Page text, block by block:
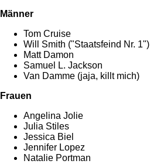
Männer
Tom Cruise
Will Smith ("Staatsfeind Nr. 1")
Matt Damon
Samuel L. Jackson
Van Damme (jaja, killt mich)
Frauen
Angelina Jolie
Julia Stiles
Jessica Biel
Jennifer Lopez
Natalie Portman